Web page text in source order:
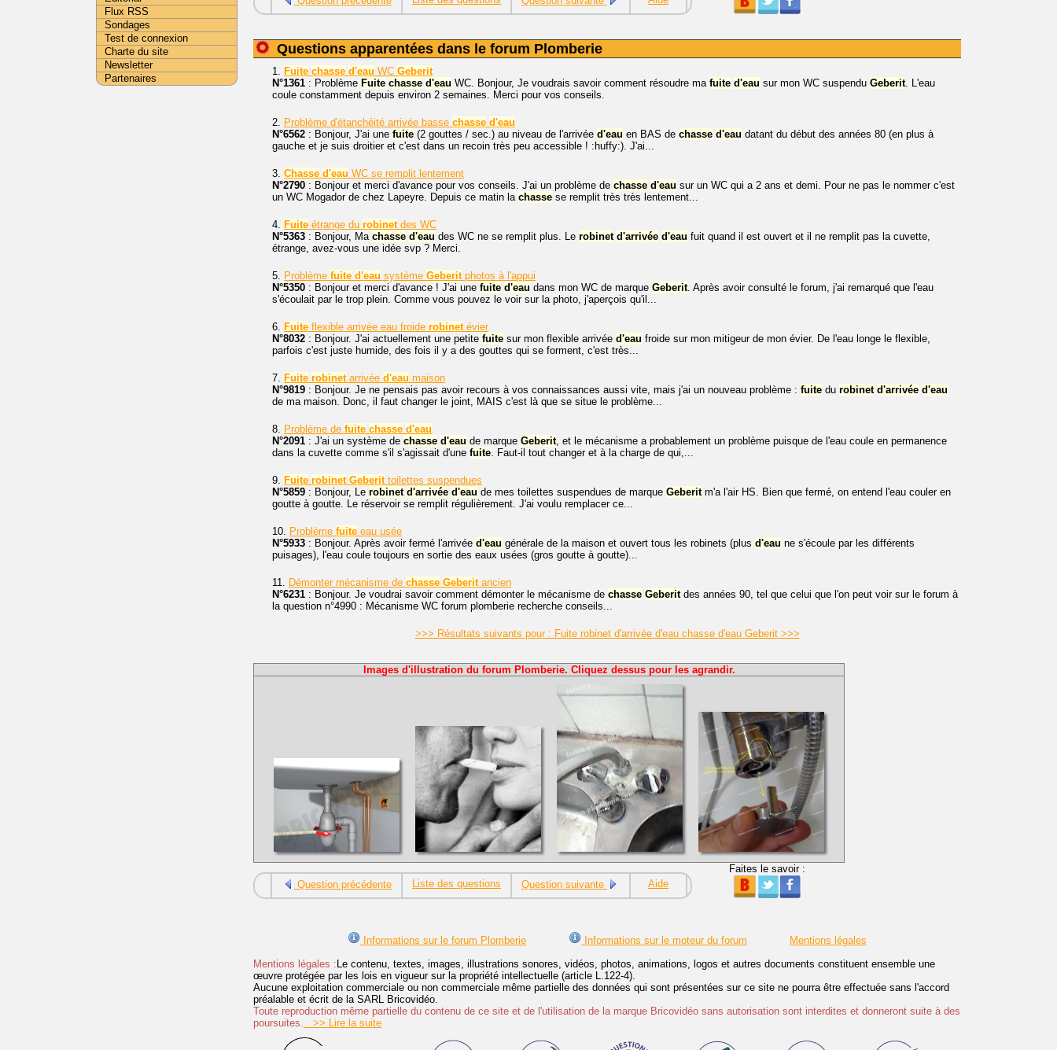
Questions apparentées dans le forum Plomberie
1. Fuite chasse d'eau WC Geberit
N°1361 : Problème Fuite chasse d'eau WC. Bonjour, Je voudrais savoir comment résoudre ma fuite d'eau sur mon WC suspendu Geberit. L'eau
coule constamment depuis environ 2 semaines. Merci pour vos conseils.
2. Problème d'étanchéité arrivée basse chasse d'eau
N°6562 : Bonjour, J'ai une fuite (2 gouttes / sec.) au niveau de l'arrivée d'eau en BAS de chasse d'eau datant du début des années 80 (en plus à
gauche et je suis droitier et c'est dans un recoin très peu accessible ! :huffy:). J'ai...
3. Chasse d'eau WC se remplit lentement
N°2790 : Bonjour et merci d'avance pour vos conseils. J'ai un problème de chasse d'eau sur un WC qui a 2 ans et demi. Pour ne pas le nommer c'est
un WC Mogador de chez Lapeyre. Depuis ce matin la chasse se remplit très très lentement...
4. Fuite étrange du robinetdes WC
N°5363 : Bonjour, Ma chasse d'eau des WC ne se remplit plus. Le robinet d'arrivée d'eau fuit quand il est ouvert et il ne remplit pas la cuvette,
étrange, avez-vous une idée svp ? Merci.
5. Problème fuite d'eau système Geberitphotos à l'appui
N°5350 : Bonjour et merci d'avance ! J'ai une fuite d'eau dans mon WC de marque Geberit. Après avoir consulté le forum, j'ai remarqué que l'eau
s'écoulait par le trop plein. Comme vous pouvez le voir sur la photo, j'aperçois qu'il...
6. Fuite flexible arrivée eau froide robinetévier
N°8032 : Bonjour. J'ai actuellement une petite fuite sur mon flexible arrivée d'eau froide sur mon mitigeur de mon évier. De l'eau longe le flexible,
parfois c'est juste humide, des fois il y a des gouttes qui se forment, c'est très...
7. Fuite robinetarrivée d'eau maison
N°9819 : Bonjour. Je ne pensais pas avoir recours à vos connaissances aussi vite, mais j'ai un nouveau problème : fuite du robinet d'arrivée d'eau
de ma maison. Donc, il faut changer le joint, MAIS c'est là que se situe le problème...
8. Problème de fuite chasse d'eau
N°2091 : J'ai un système de chasse d'eau de marque Geberit, et le mécanisme a probablement un problème puisque de l'eau coule en permanence
dans la cuvette comme s'il s'agissait d'une fuite. Faut-il tout changer et à la charge de qui,...
9. Fuite robinet Geberittoilettes suspendues
N°5859 : Bonjour, Le robinet d'arrivée d'eau de mes toilettes suspendues de marque Geberitm'a l'air HS. Bien que fermé, on entend l'eau couler en
goutte à goutte. Le réservoir se remplit régulièrement. J'ai voulu remplacer ce...
10. Problème fuite eau usée
N°5933 : Bonjour. Après avoir fermé l'arrivée d'eau générale de la maison et ouvert tous les robinets (plus d'eau ne s'écoule par les différents
puisages), l'eau coule toujours en sortie des eaux usées (gros goutte à goutte)...
11. Démonter mécanisme de chasse Geberitancien
N°6231 : Bonjour. Je voudrai savoir comment démonter le mécanisme de chasse Geberitdes années 90, tel que celui que l'on peut voir sur le forum à
la question n°4990 : Mécanisme WC forum plomberie recherche conseils...
>>> Résultats suivants pour : Fuite robinet d'arrivée d'eau chasse d'eau Geberit >>>
Images d'illustration du forum Plomberie. Cliquez dessus pour les agrandir.
Question précédente Liste des questions Question suivante Aide
Faites le savoir :
Informations sur le forum Plomberie Informations sur le moteur du forum
Mentions légales
Mentions légales : Le contenu, textes, images, illustrations sonores, vidéos, photos, animations, logos et autres documents constituent ensemble une
œuvre protégée par les lois en vigueur sur la propriété intellectuelle (article L.122-4).
Aucune exploitation commerciale ou non commerciale même partielle des données qui sont présentées sur ce site ne pourra être effectuée sans l'accord
préalable et écrit de la SARL Bricovidéo.
Toute reproduction même partielle du contenu de ce site et de l'utilisation de la marque Bricovidéo sans autorisation sont interdites et donneront suite à des
poursuites. >> Lire la suite
Flux RSS
Sondages
Test de connexion
Charte du site
Newsletter
Partenaires